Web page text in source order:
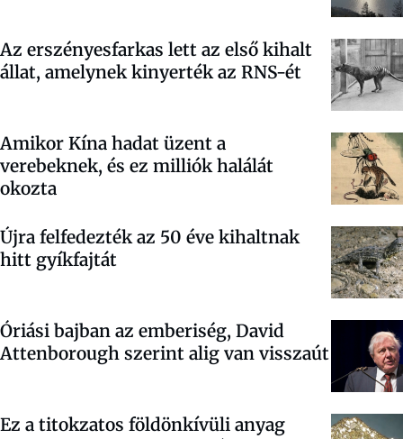
Az erszényesfarkas lett az első kihalt
állat, amelynek kinyerték az RNS-ét
Amikor Kína hadat üzent a
verebeknek, és ez milliók halálát
okozta
Újra felfedezték az 50 éve kihaltnak
hitt gyíkfajtát
Óriási bajban az emberiség, David
Attenborough szerint alig van visszaút
Ez a titokzatos földönkívüli anyag